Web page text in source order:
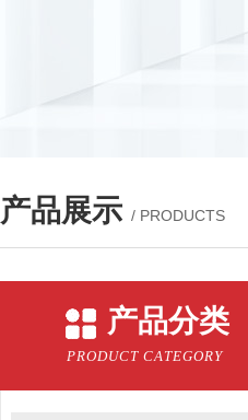
产品展示 / PRODUCTS
产品分类
PRODUCT CATEGORY